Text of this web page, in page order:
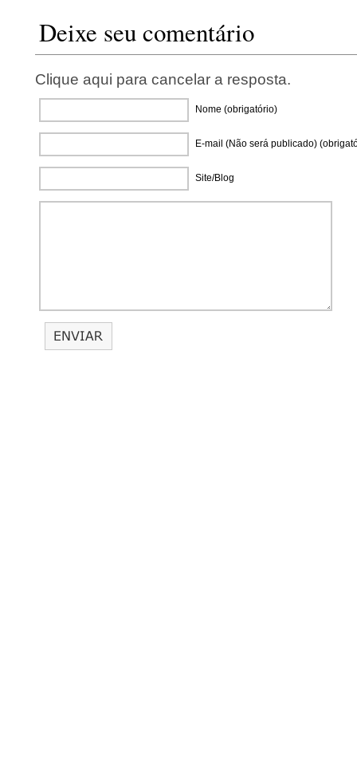
Deixe seu comentário
Clique aqui para cancelar a resposta.
Nome (obrigatório)
E-mail (Não será publicado)
Site/Blog